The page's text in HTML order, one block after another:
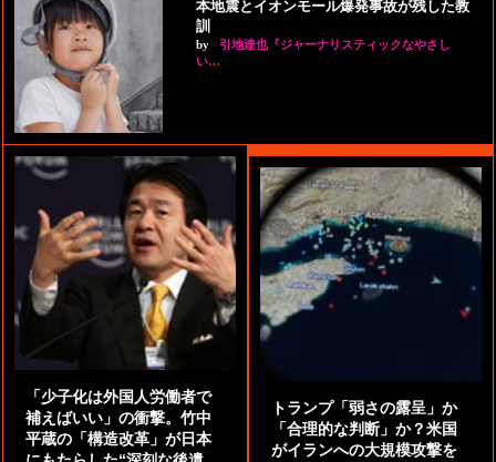
本地震とイオンモール爆発事故が残した教
訓
by
引地達也『ジャーナリスティックなやさし
い…
「少子化は外国人労働者で
補えばいい」の衝撃。竹中
平蔵の「構造改革」が日本
トランプ「弱さの露呈」か
「合理的な判断」か？米国
がイランへの大規模攻撃を